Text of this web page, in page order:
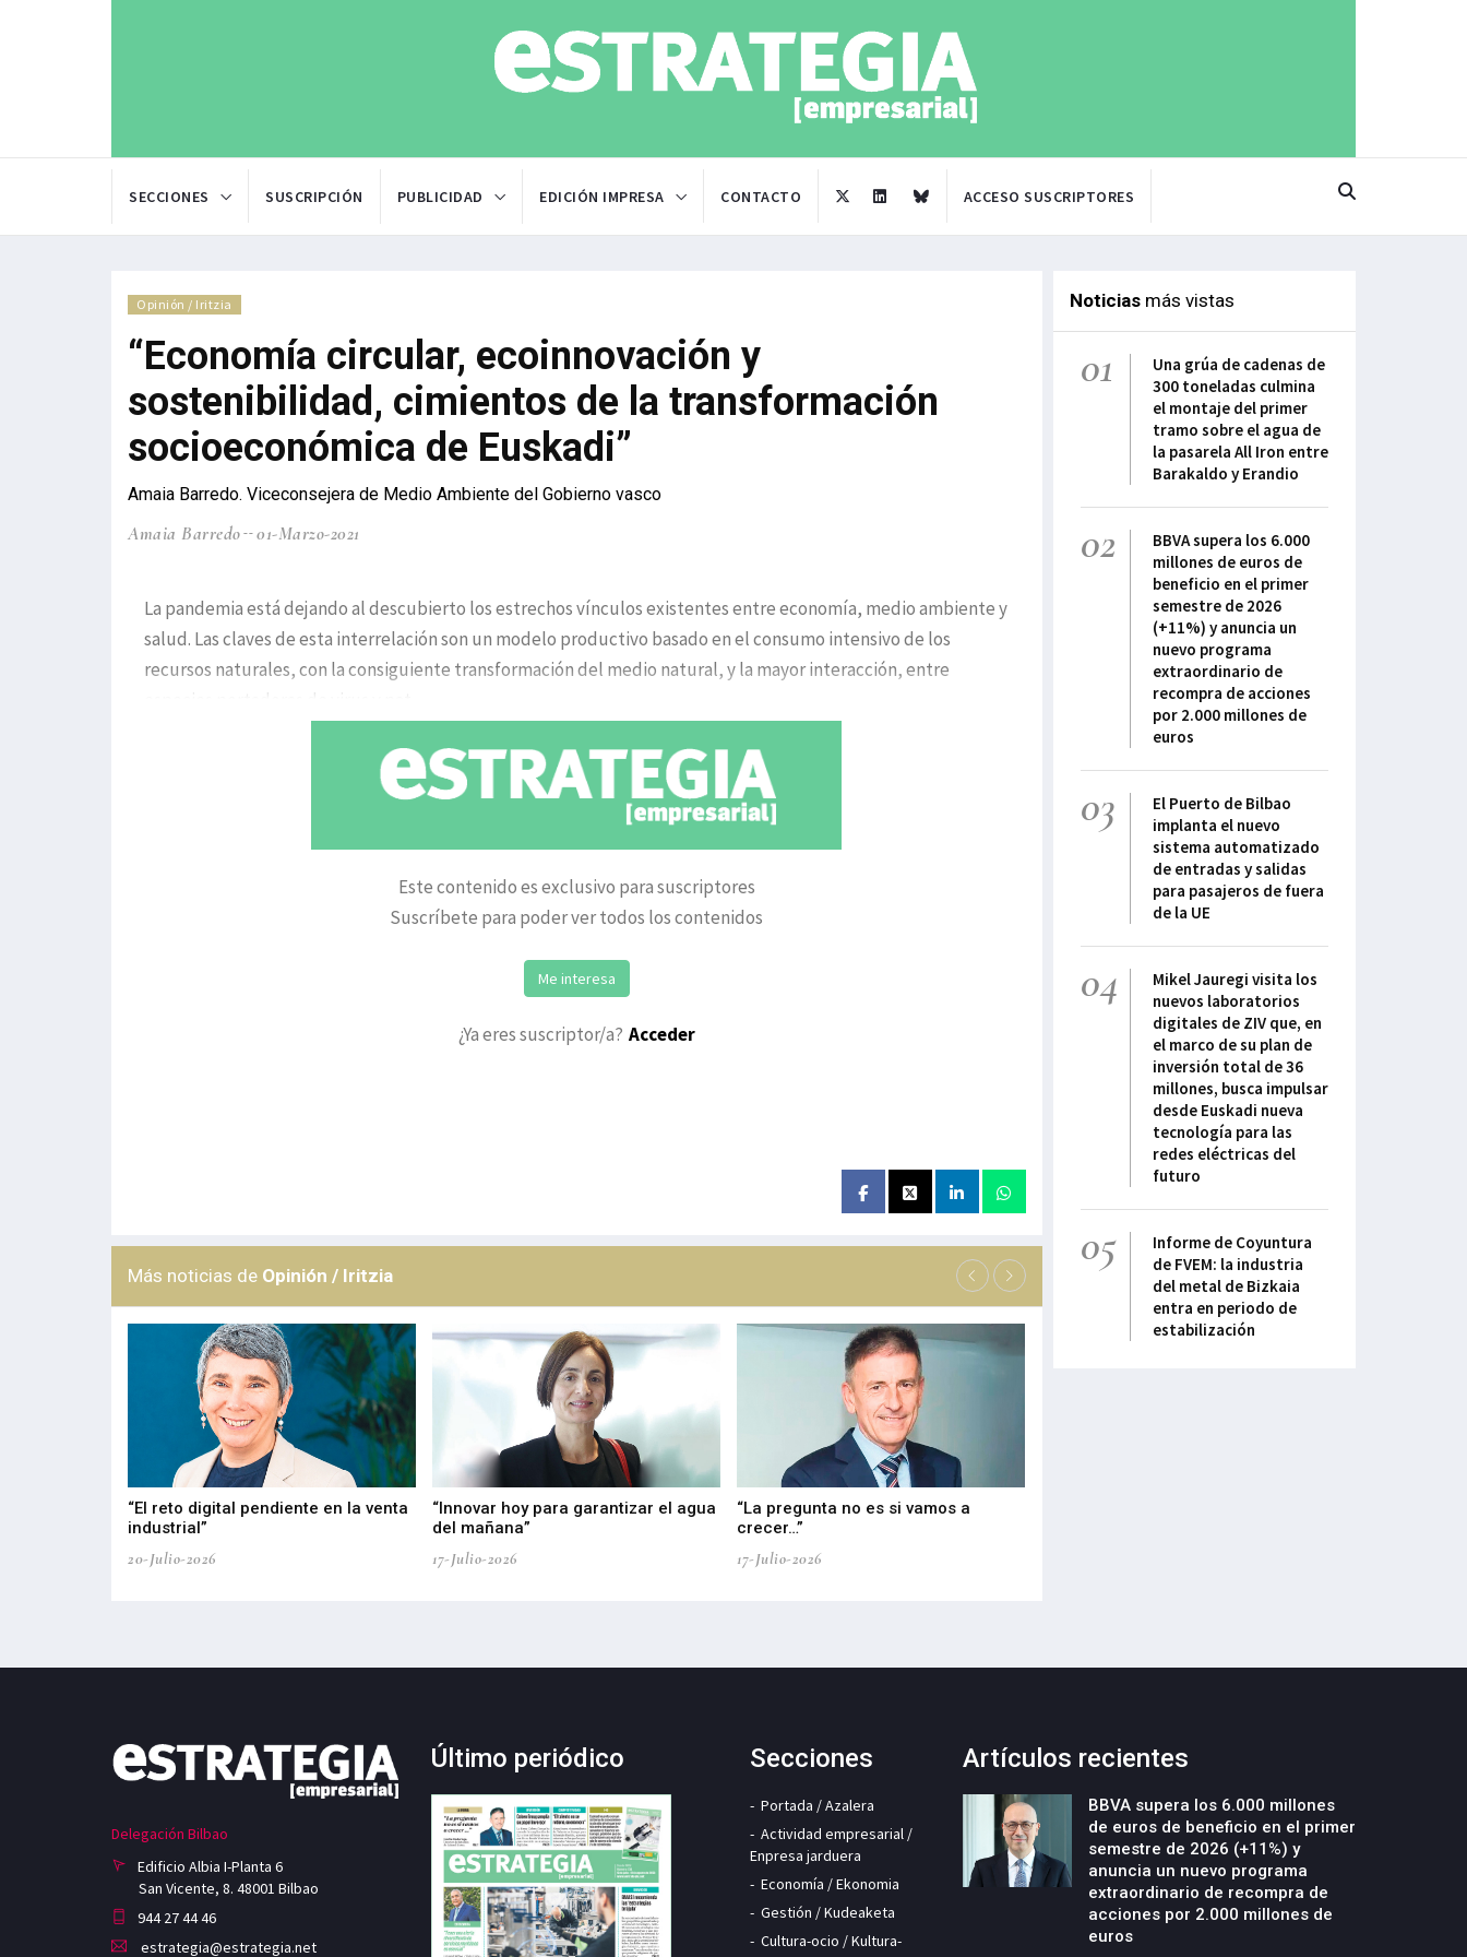
SECCIONES SUSCRIPCIÓN PUBLICIDAD EDICIÓN IMPRESA CONTACTO ACCESO SUSCRIPTORES
Opinión / Iritzia
“Economía circular, ecoinnovación y
sostenibilidad, cimientos de la transformación
socioeconómica de Euskadi”
Amaia Barredo. Viceconsejera de Medio Ambiente del Gobierno vasco
Amaia Barredo 01-Marzo-2021
La pandemia está dejando al descubierto los estrechos vínculos existentes entre economía, medio ambiente y
salud. Las claves de esta interrelación son un modelo productivo basado en el consumo intensivo de los
recursos naturales, con la consiguiente transformación del medio natural, y la mayor interacción, entre
especies portadoras de virus y pat
Este contenido es exclusivo para suscriptores
Suscríbete para poder ver todos los contenidos
Me interesa
¿Ya eres suscriptor/a? Acceder
Más noticias de Opinión / Iritzia
“El reto digital pendiente en la venta
industrial”
20-Julio-2026
“Innovar hoy para garantizar el agua
del mañana”
17-Julio-2026
“La pregunta no es si vamos a
crecer…”
17-Julio-2026
Noticiasmás vistas
01
Una grúa de cadenas de
300 toneladas culmina
el montaje del primer
tramo sobre el agua de
la pasarela All Iron entre
Barakaldo y Erandio
02
BBVA supera los 6.000
millones de euros de
beneficio en el primer
semestre de 2026
(+11%) y anuncia un
nuevo programa
extraordinario de
recompra de acciones
por 2.000 millones de
euros
03
El Puerto de Bilbao
implanta el nuevo
sistema automatizado
de entradas y salidas
para pasajeros de fuera
de la UE
04
Mikel Jauregi visita los
nuevos laboratorios
digitales de ZIV que, en
el marco de su plan de
inversión total de 36
millones, busca impulsar
desde Euskadi nueva
tecnología para las
redes eléctricas del
futuro
05
Informe de Coyuntura
de FVEM: la industria
del metal de Bizkaia
entra en periodo de
estabilización
Delegación Bilbao
Edificio Albia I-Planta 6
San Vicente, 8. 48001 Bilbao
944 27 44 46
estrategia@estrategia.net
Último periódico Secciones
Portada / Azalera
Actividad empresarial /
Enpresa jarduera
Economía / Ekonomia
Gestión / Kudeaketa
Cultura-ocio / Kultura-
Artículos recientes
BBVA supera los 6.000 millones
de euros de beneficio en el primer
semestre de 2026 (+11%) y
anuncia un nuevo programa
extraordinario de recompra de
acciones por 2.000 millones de
euros